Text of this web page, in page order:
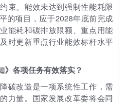
。能效未达到强制性能耗限
的项目，应于2028年底前完成
能耗和碳排放限额、重点用能
时更新重点行业能效标杆水平
》各项任务有效落实？
碳改造是一项系统性工作，需
力量。国家发展改革委将会同